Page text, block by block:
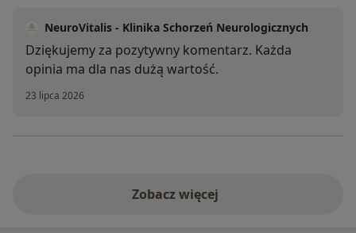
NeuroVitalis - Klinika Schorzeń Neurologicznych
Dziękujemy za pozytywny komentarz. Każda
opinia ma dla nas dużą wartość.
23 lipca 2026
Zobacz więcej